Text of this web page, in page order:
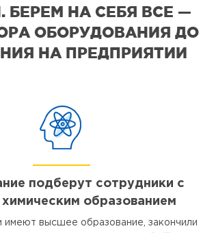
БЕРЕМ НА СЕБЯ ВСЕ —
ОБОРУДОВАНИЯ ДО
НА ПРЕДПРИЯТИИ
подберут сотрудники с
образованием
имеют высшее образование, закончили